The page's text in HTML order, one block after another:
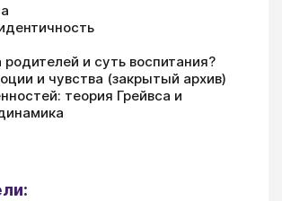
и суть воспитания?
и чувства (закрытый архив)
теория Грейвса и